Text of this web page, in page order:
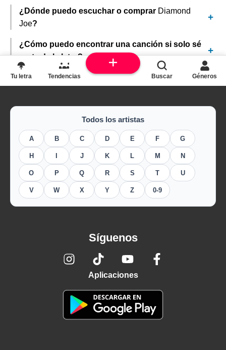
¿Dónde puedo escuchar o comprar Diamond
Joe?
¿Cómo puedo encontrar una canción si solo sé
parte de la letra?
Todos los artistas
A B C D E F G
H J K L M N
O P Q R S T U
V W X Y Z 0-9
Síguenos
Aplicaciones
Tu letra Tendencias Buscar Géneros